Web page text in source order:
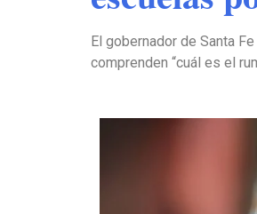
El gobernador de Santa
comprenden “cuál es el